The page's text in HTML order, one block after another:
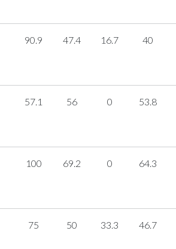
90.9 47.4 16.7 40
57.1 56 0 53.8
100 69.2 0 64.3
75 50 33.3 46.7